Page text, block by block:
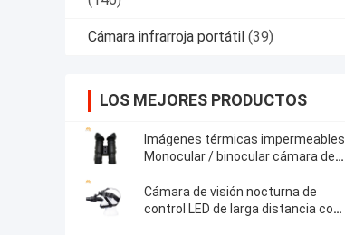
Cámara infrarroja portátil (39)
LOS MEJORES PRODUCTOS
Imágenes térmicas impermeables
Monocular / binocular cámara de
audio
Cámara de visión nocturna de
control LED de larga distancia con